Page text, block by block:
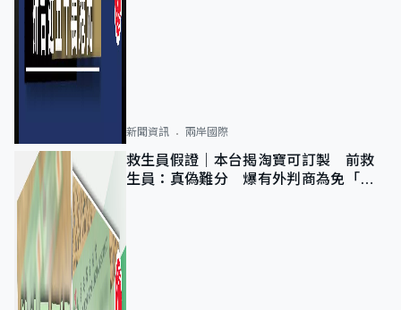
新聞資訊 兩岸國際
救生員假證｜本台揭淘寶可訂製 前救
生員：真偽難分 爆有外判商為免「封